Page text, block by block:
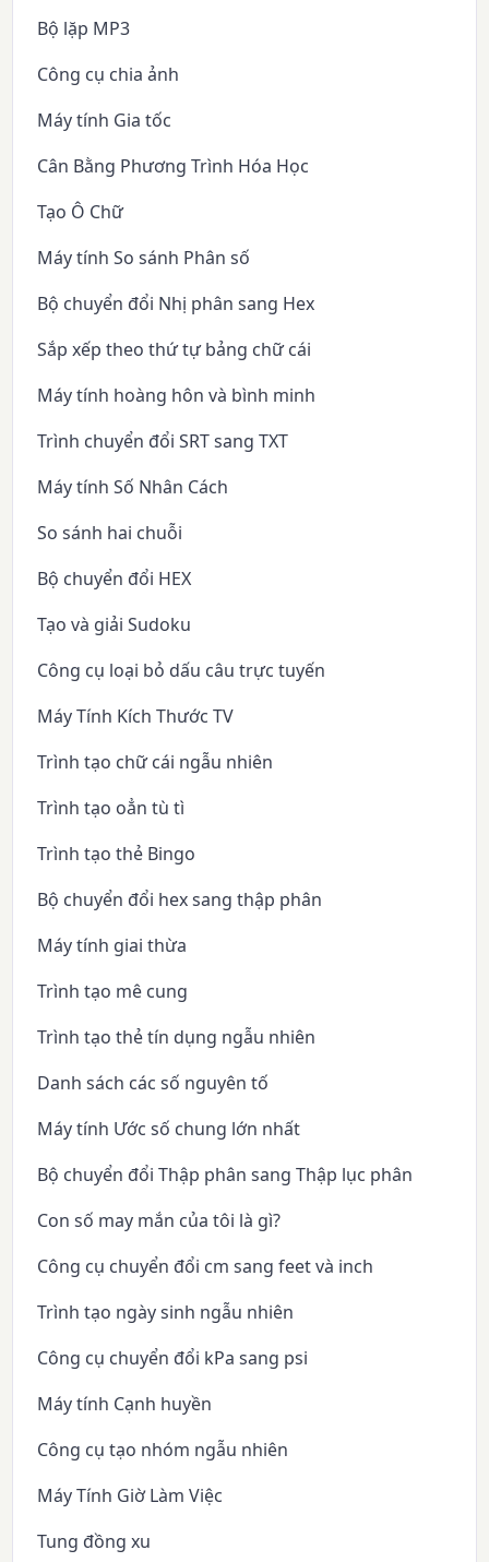
Bộ lặp MP3
Công cụ chia ảnh
Máy tính Gia tốc
Cân Bằng Phương Trình Hóa Học
Tạo Ô Chữ
Máy tính So sánh Phân số
Bộ chuyển đổi Nhị phân sang Hex
Sắp xếp theo thứ tự bảng chữ cái
Máy tính hoàng hôn và bình minh
Trình chuyển đổi SRT sang TXT
Máy tính Số Nhân Cách
So sánh hai chuỗi
Bộ chuyển đổi HEX
Tạo và giải Sudoku
Công cụ loại bỏ dấu câu trực tuyến
Máy Tính Kích Thước TV
Trình tạo chữ cái ngẫu nhiên
Trình tạo oẳn tù tì
Trình tạo thẻ Bingo
Bộ chuyển đổi hex sang thập phân
Máy tính giai thừa
Trình tạo mê cung
Trình tạo thẻ tín dụng ngẫu nhiên
Danh sách các số nguyên tố
Máy tính Ước số chung lớn nhất
Bộ chuyển đổi Thập phân sang Thập lục phân
Con số may mắn của tôi là gì?
Công cụ chuyển đổi cm sang feet và inch
Trình tạo ngày sinh ngẫu nhiên
Công cụ chuyển đổi kPa sang psi
Máy tính Cạnh huyền
Công cụ tạo nhóm ngẫu nhiên
Máy Tính Giờ Làm Việc
Tung đồng xu